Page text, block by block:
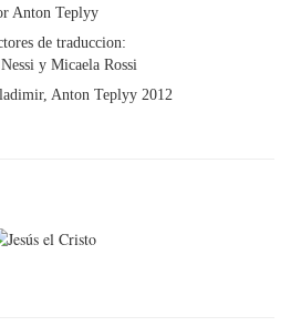
Anton Teplyy
de traduccion:
y Micaela Rossi
Anton Teplyy 2012